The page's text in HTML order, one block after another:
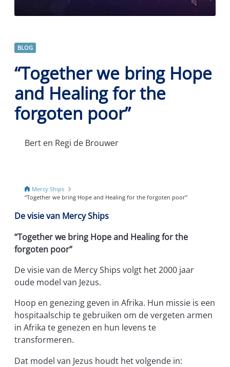
BLOG
“Together we bring Hope
and Healing for the
forgoten poor”
Bert en Regi de Brouwer
Mercy Ships
“Together we bring Hope and Healing for the forgoten poor”
De visie van Mercy Ships
“Together we bring Hope and Healing for the
forgoten poor”
De visie van de Mercy Ships volgt het 2000 jaar
oude model van Jezus.
Hoop en genezing geven in Afrika. Hun missie is een
hospitaalschip te gebruiken om de vergeten armen
in Afrika te genezen en hun levens te
transformeren.
Dat model van Jezus houdt het volgende in: